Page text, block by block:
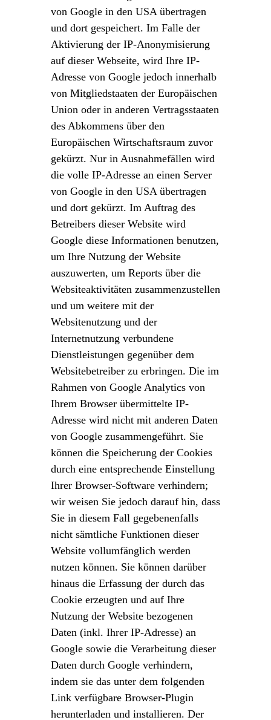
von Google in den USA übertragen
und dort gespeichert. Im Falle der
Aktivierung der IP-Anonymisierung
auf dieser Webseite, wird Ihre IP-
Adresse von Google jedoch innerhalb
von Mitgliedstaaten der Europäischen
Union oder in anderen Vertragsstaaten
des Abkommens über den
Europäischen Wirtschaftsraum zuvor
gekürzt. Nur in Ausnahmefällen wird
die volle IP-Adresse an einen Server
von Google in den USA übertragen
und dort gekürzt. Im Auftrag des
Betreibers dieser Website wird
Google diese Informationen benutzen,
um Ihre Nutzung der Website
auszuwerten, um Reports über die
Websiteaktivitäten zusammenzustellen
und um weitere mit der
Websitenutzung und der
Internetnutzung verbundene
Dienstleistungen gegenüber dem
Websitebetreiber zu erbringen. Die im
Rahmen von Google Analytics von
Ihrem Browser übermittelte IP-
Adresse wird nicht mit anderen Daten
von Google zusammengeführt. Sie
können die Speicherung der Cookies
durch eine entsprechende Einstellung
Ihrer Browser-Software verhindern;
wir weisen Sie jedoch darauf hin, dass
Sie in diesem Fall gegebenenfalls
nicht sämtliche Funktionen dieser
Website vollumfänglich werden
nutzen können. Sie können darüber
hinaus die Erfassung der durch das
Cookie erzeugten und auf Ihre
Nutzung der Website bezogenen
Daten (inkl. Ihrer IP-Adresse) an
Google sowie die Verarbeitung dieser
Daten durch Google verhindern,
indem sie das unter dem folgenden
Link verfügbare Browser-Plugin
herunterladen und installieren. Der